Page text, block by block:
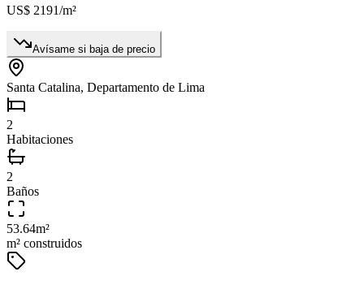
US$ 2191/m²
Avísame si baja de precio
Santa Catalina, Departamento de Lima
2
Habitaciones
2
Baños
53.64m²
m² construidos